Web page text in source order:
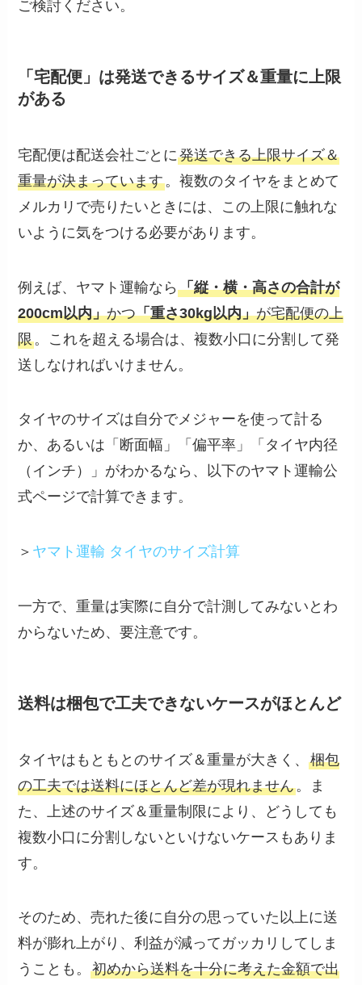
ご検討ください。
「宅配便」は発送できるサイズ＆重量に上限
がある
宅配便は配送会社ごとに発送できる上限サイズ＆
重量が決まっています。複数のタイヤをまとめて
メルカリで売りたいときには、この上限に触れな
いように気をつける必要があります。
例えば、ヤマト運輸なら「縦・横・高さの合計が
200cm以内」かつ「重さ30kg以内」が宅配便の上
限。これを超える場合は、複数小口に分割して発
送しなければいけません。
タイヤのサイズは自分でメジャーを使って計る
か、あるいは「断面幅」「偏平率」「タイヤ内径
（インチ）」がわかるなら、以下のヤマト運輸公
式ページで計算できます。
＞ ヤマト運輸 タイヤのサイズ計算
一方で、重量は実際に自分で計測してみないとわ
からないため、要注意です。
送料は梱包で工夫できないケースがほとんど
タイヤはもともとのサイズ＆重量が大きく、梱包
の工夫では送料にほとんど差が現れません。ま
た、上述のサイズ＆重量制限により、どうしても
複数小口に分割しないといけないケースもありま
す。
そのため、売れた後に自分の思っていた以上に送
料が膨れ上がり、利益が減ってガッカリしてしま
うことも。初めから送料を十分に考えた金額で出